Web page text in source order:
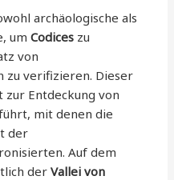
archäologische als
umCodices zu
von
zu verifizieren. Dieser
Entdeckung von
mit denen die
der
Auf dem
derVallei von